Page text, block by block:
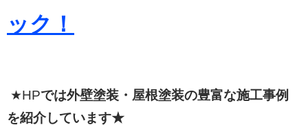
ック！
★HPでは外壁塗装・屋根塗装の豊富な施工事例
を紹介しています★